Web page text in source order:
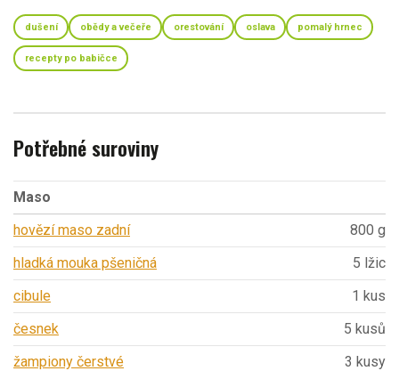
dušení obědy a večeře orestování oslava pomalý hrnec
recepty po babičce
Potřebné suroviny
Maso
hovězí maso zadní
800 g
hladká mouka pšeničná
5 lžic
cibule
1 kus
česnek
5 kusů
žampiony čerstvé
3 kusy